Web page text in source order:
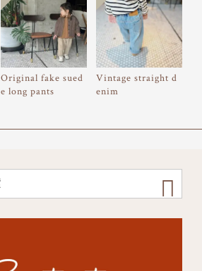
Original fake sued
e long pants
Vintage straight d
enim